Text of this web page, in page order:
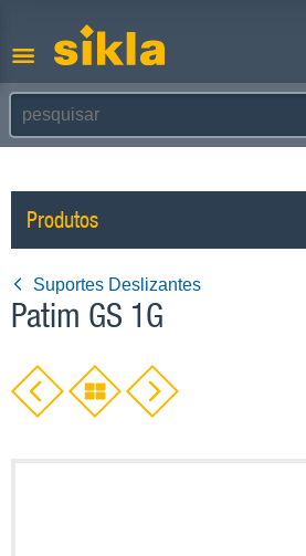
Produtos
Suportes Deslizantes
Patim GS 1G